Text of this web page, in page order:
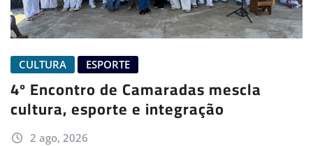
CULTURA ESPORTE
4º Encontro de Camaradas mescla
cultura, esporte e integração
2 ago, 2026